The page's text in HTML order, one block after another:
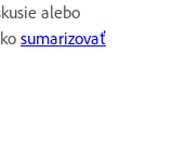
alebo
sumarizovať